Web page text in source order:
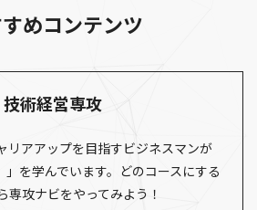
めコンテンツ
技術経営専攻
リアアップを目指すビジネスマンが
」を学んでいます。どのコースにする
専攻ナビをやってみよう！